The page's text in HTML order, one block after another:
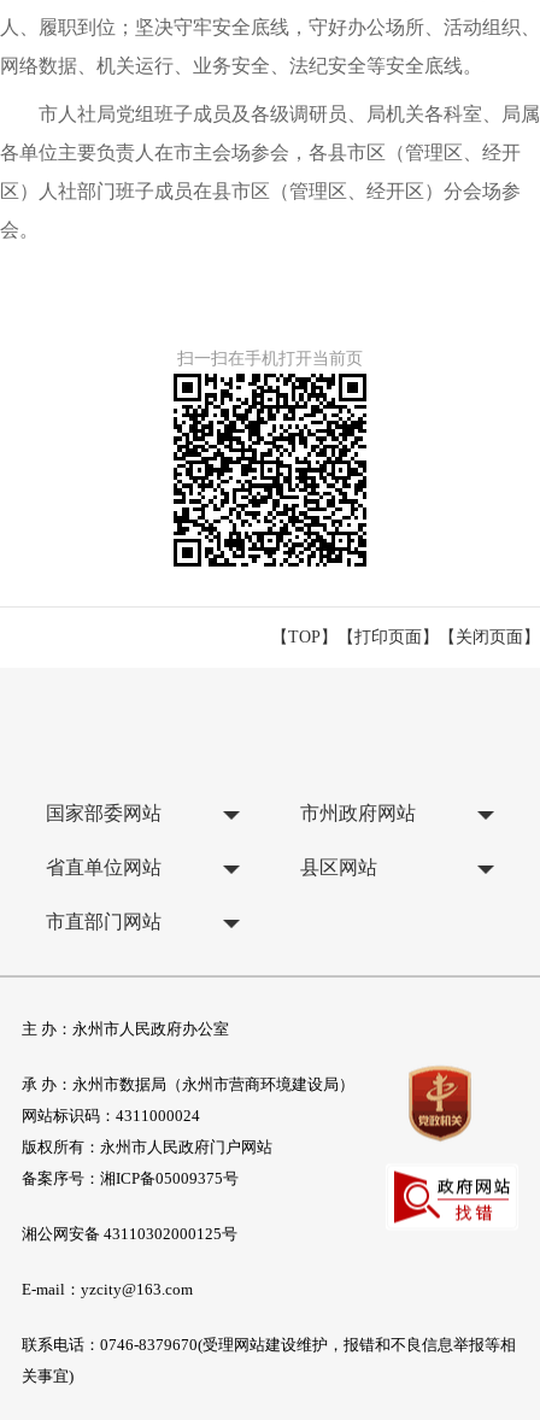
人、履职到位；坚决守牢安全底线，守好办公场所、活动组织、
网络数据、机关运行、业务安全、法纪安全等安全底线。
​市人社局党组班子成员及各级调研员、局机关各科室、局属
各单位主要负责人在市主会场参会，各县市区（管理区、经开
区）人社部门班子成员在县市区（管理区、经开区）分会场参
会。
扫一扫在手机打开当前页
【TOP】 【打印页面 】【 关闭页面 】
国家部委网站 市州政府网站
省直单位网站 县区网站
市直部门网站
主 办：永州市人民政府办公室
承 办：永州市数据局（永州市营商环境建设局）
网站标识码：4311000024
版权所有：永州市人民政府门户网站
备案序号： 湘ICP备05009375号
湘公网安备 43110302000125号
E-mail：yzcity@163.com
联系电话：0746-8379670(受理网站建设维护，报错和不良信息举报等相
关事宜)